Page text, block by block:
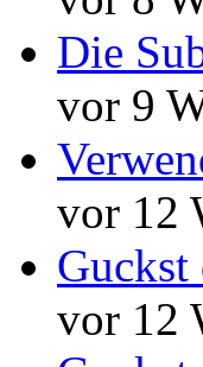
Die
vor 9
vor 12
Guckst
vor 12